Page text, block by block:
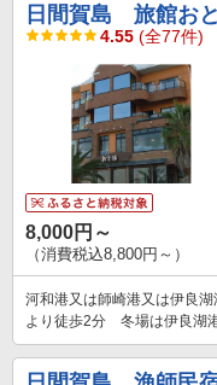
日間賀島 旅館お
4.55 (全77件)
8,000円～
（消費税込8,800円～）
河和港又は師崎港又は伊良
より徒歩2分 冬場は伊良湖